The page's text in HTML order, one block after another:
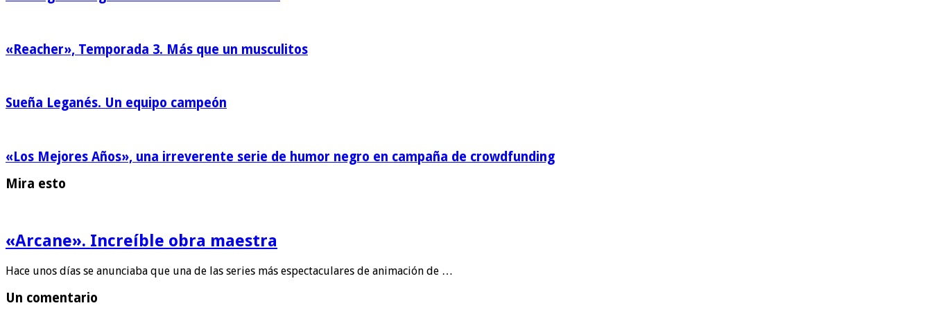
«Reacher», Temporada 3. Más que un musculitos
Sueña Leganés. Un equipo campeón
«Los Mejores Años», una irreverente serie de humor negro en campaña de crowdfunding
Mira esto
«Arcane». Increíble obra maestra
Hace unos días se anunciaba que una de las series más espectaculares de animación de …
Un comentario